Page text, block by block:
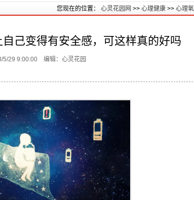
您现在的位置： 心灵花园网 >> 心理健康 >> 心理
己变得有安全感，可这样真的好吗
5/29 9:00:00 编辑：心灵花园